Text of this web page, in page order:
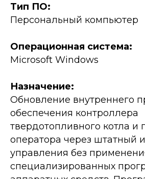
Тип ПО:
Персональный компьютер
Операционная система:
Microsoft Windows
Назначение:
Обновление внутреннего
обеспечения контроллера
твердотопливного котла и
оператора через штатный
управления без
специализированных